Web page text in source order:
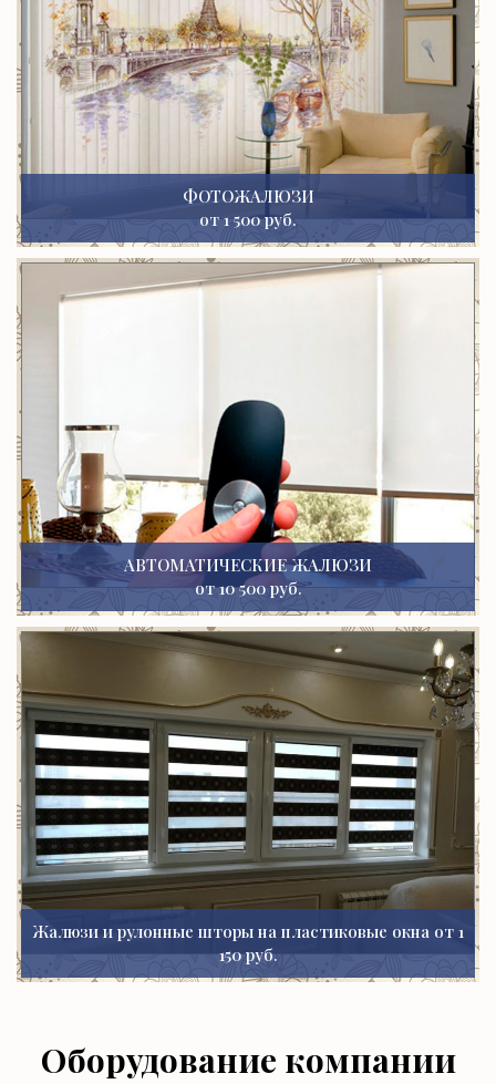
ФОТОЖАЛЮЗИ
от 1 500 руб.
АВТОМАТИЧЕСКИЕ ЖАЛЮЗИ
от 10 500 руб.
Жалюзи и рулонные шторы на пластиковые окна от 1
150 руб.
Оборудование компании